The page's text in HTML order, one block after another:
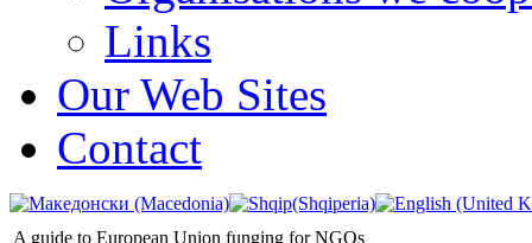
Links
Our Web Sites
Contact
A guide to European Union funging for NGOs